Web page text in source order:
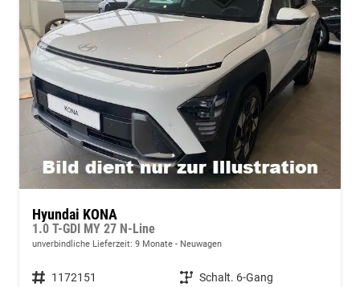
Hyundai KONA
1.0 T-GDI MY 27 N-Line
unverbindliche Lieferzeit: 9 Monate Neuwagen
Fahrzeugnummer 1172151 Getriebe Schalt. 6-Gang